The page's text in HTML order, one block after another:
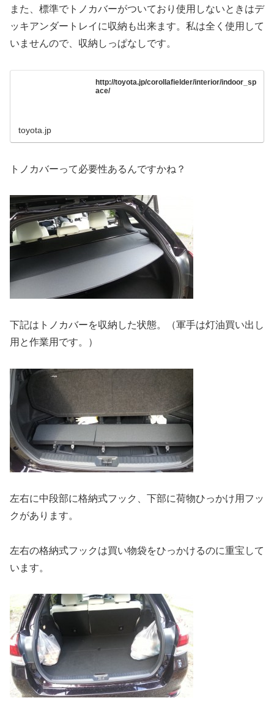
また、標準でトノカバーがついており使用しないときはデ
ッキアンダートレイに収納も出来ます。私は全く使用して
いませんので、収納しっぱなしです。
http://toyota.jp/corollafielder/interior/indoor_sp
ace/
toyota.jp
トノカバーって必要性あるんですかね？
下記はトノカバーを収納した状態。（軍手は灯油買い出し
用と作業用です。）
左右に中段部に格納式フック、下部に荷物ひっかけ用フッ
クがあります。
左右の格納式フックは買い物袋をひっかけるのに重宝して
います。